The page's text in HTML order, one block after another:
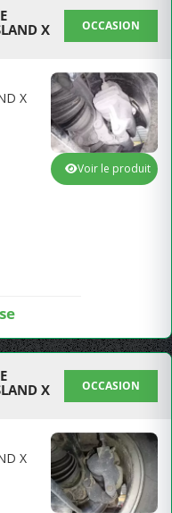
X
OCCASION
X
Voir le produit
X
OCCASION
X